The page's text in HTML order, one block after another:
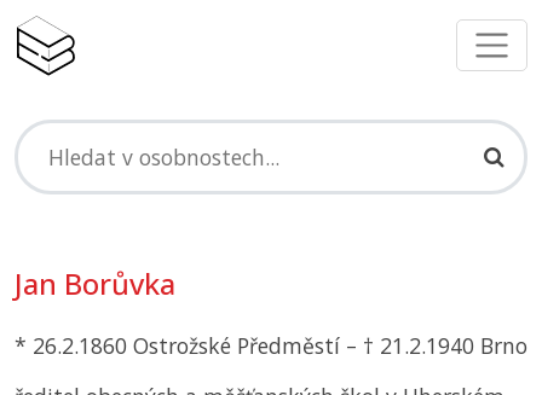
Jan Borůvka
* 26.2.1860 Ostrožské Předměstí – † 21.2.1940 Brno